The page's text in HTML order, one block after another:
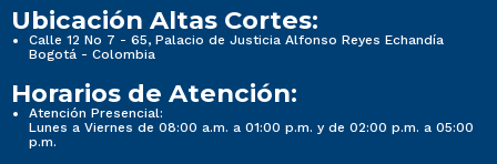
Ubicación Altas Cortes:
Calle 12 No 7 - 65, Palacio de Justicia Alfonso Reyes Echandía
Bogotá - Colombia
Horarios de Atención:
Atención Presencial:
Lunes a Viernes de 08:00 a.m. a 01:00 p.m. y de 02:00 p.m. a 05:00
p.m.